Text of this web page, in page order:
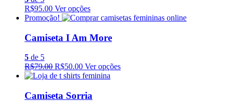
R$95.00 Ver opções
Promoção!
Camiseta I Am More
5 de 5
R$79.00 R$50.00 Ver opções
Camiseta Sorria